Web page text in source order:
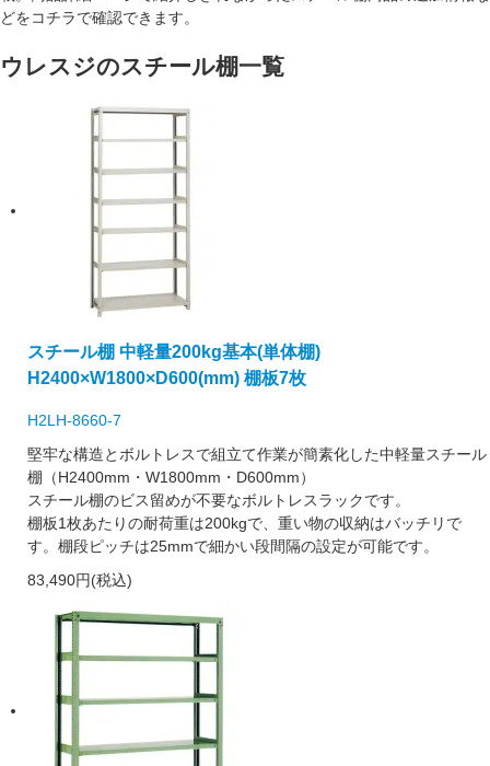
どをコチラで確認できます。
ウレスジのスチール棚一覧
スチール棚 中軽量200kg基本(単体棚)
H2400×W1800×D600(mm) 棚板7枚
H2LH-8660-7
堅牢な構造とボルトレスで組立て作業が簡素化した中軽量スチール
棚（H2400mm・W1800mm・D600mm）
スチール棚のビス留めが不要なボルトレスラックです。
棚板1枚あたりの耐荷重は200kgで、重い物の収納はバッチリで
す。棚段ピッチは25mmで細かい段間隔の設定が可能です。
83,490円(税込)